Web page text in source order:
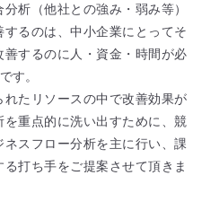
析（他社との強み・弱み等）
るのは、中小企業にとってそ
善するのに人・資金・時間が必
す。
たリソースの中で改善効果が
重点的に洗い出すために、競
スフロー分析を主に行い、課
打ち手をご提案させて頂きま